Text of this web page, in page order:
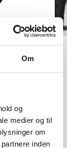
Om
og
medier og til
om
inden
På
vi